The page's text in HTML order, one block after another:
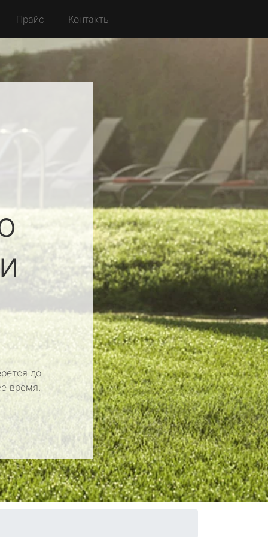
Прайс Контакты
до
время.